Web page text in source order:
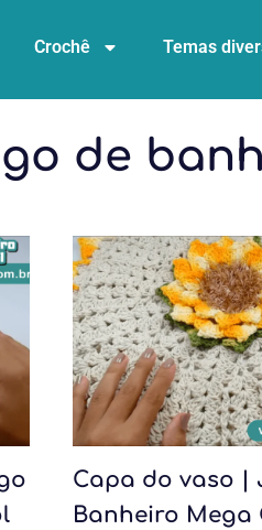
Crochê Temas
de
Capa do vaso |
Banheiro Mega